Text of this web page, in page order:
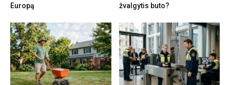
Europą
žvalgytis buto?